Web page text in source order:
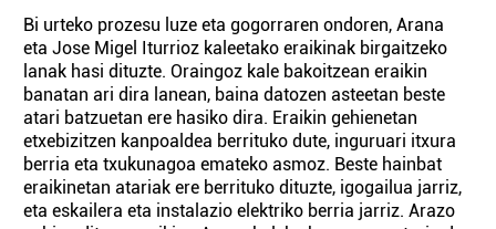
Bi urteko prozesu luze eta gogorraren ondoren, Arana
eta Jose Migel Iturrioz kaleetako eraikinak birgaitzeko
lanak hasi dituzte. Oraingoz kale bakoitzean eraikin
banatan ari dira lanean, baina datozen asteetan beste
atari batzuetan ere hasiko dira. Eraikin gehienetan
etxebizitzen kanpoaldea berrituko dute, inguruari itxura
berria eta txukunagoa emateko asmoz. Beste hainbat
eraikinetan atariak ere berrituko dituzte, igogailua jarriz,
eta eskailera eta instalazio elektriko berria jarriz. Arazo